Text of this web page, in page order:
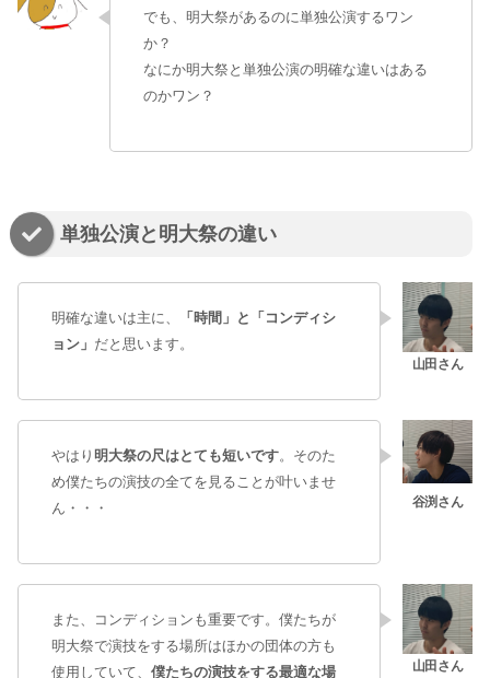
でも、明大祭があるのに単独公演するワン
か？
なにか明大祭と単独公演の明確な違いはある
のかワン？
単独公演と明大祭の違い
明確な違いは主に、
「時間」と「コンディシ
ョン」 だと思います。
やはり 明大祭の尺はとても短いです。そのた
め僕たちの演技の全てを見ることが叶いませ
ん・・・
また、コンディションも重要です。僕たちが
明大祭で演技をする場所はほかの団体の方も
使用していて、 僕たちの演技をする最適な場